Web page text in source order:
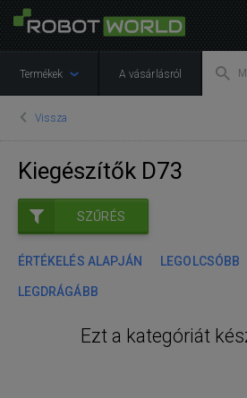
Termékek A vásárlásról
Vissza
Kiegészítők D73
SZŰRÉS
ÉRTÉKELÉS ALAPJÁN LEGOLCSÓBB
LEGDRÁGÁBB
Ezt a kategóriát